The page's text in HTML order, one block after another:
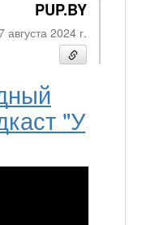
PUP.BY
августа 2024 г.
"У